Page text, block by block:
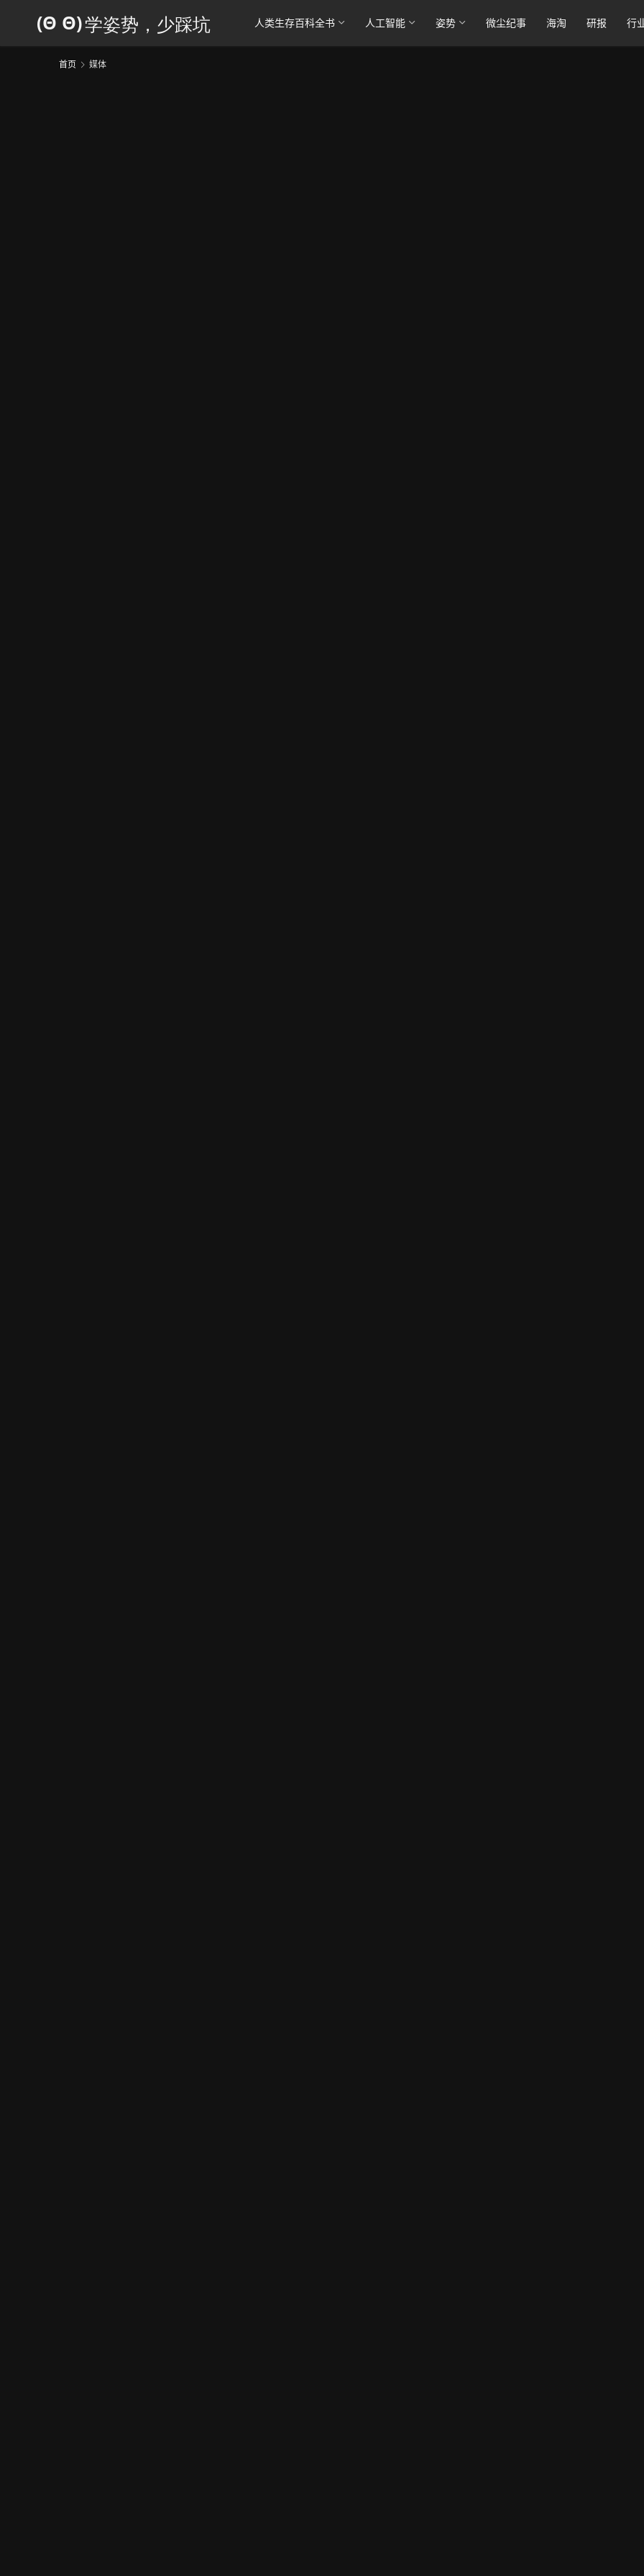
人类生存百科全书 人工智能 姿势 微尘纪事 海淘 研报 行
首页 媒体